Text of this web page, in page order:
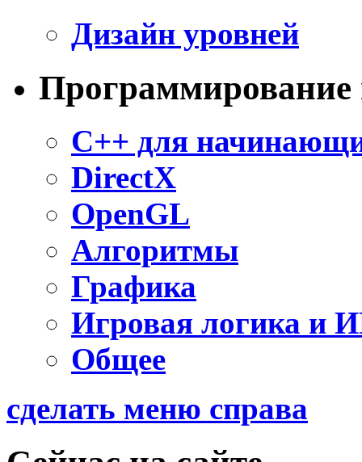
Дизайн уровней
Программирование
C++ для
DirectX
OpenGL
Алгоритмы
Графика
Игровая логика и
Общее
сделать меню справа